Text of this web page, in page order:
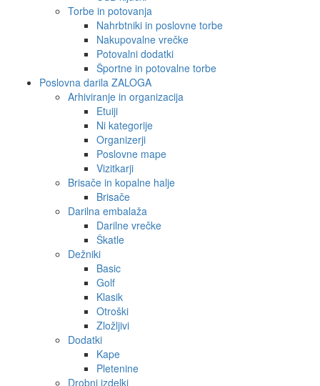
Torbe in potovanja
Nahrbtniki in poslovne torbe
Nakupovalne vrečke
Potovalni dodatki
Športne in potovalne torbe
Poslovna darila ZALOGA
Arhiviranje in organizacija
Etuiji
Ni kategorije
Organizerji
Poslovne mape
Vizitkarji
Brisače in kopalne halje
Brisače
Darilna embalaža
Darilne vrečke
Škatle
Dežniki
Basic
Golf
Klasik
Otroški
Zložljivi
Dodatki
Kape
Pletenine
Drobni izdelki